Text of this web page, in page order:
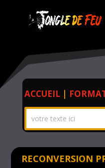
ACCUEIL|
RECONVERSION